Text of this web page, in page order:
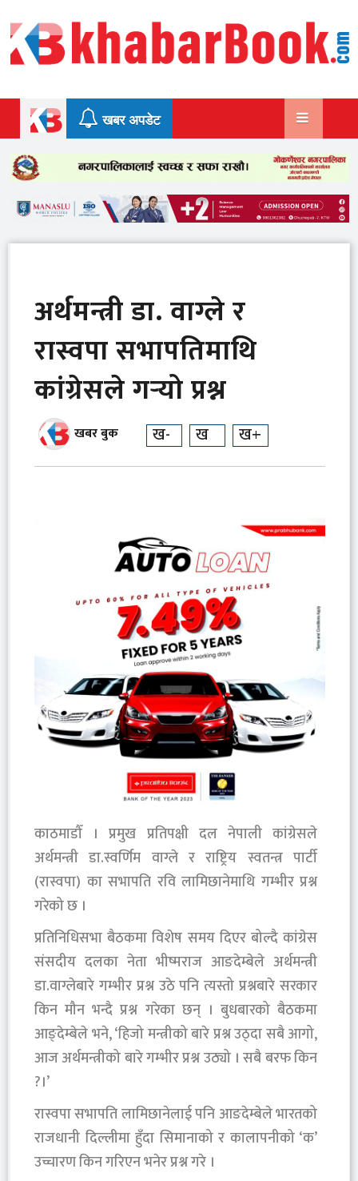
to
content
खबर अपडेट
अर्थमन्त्री डा‍. वाग्ले र
रास्वपा सभापतिमाथि
कांग्रेसले गर्‍यो प्रश्न
खबर बुक ख- ख ख+
काठमाडौँ । प्रमुख प्रतिपक्षी दल नेपाली कांग्रेसले
अर्थमन्त्री डा.स्वर्णिम वाग्ले र राष्ट्रिय स्वतन्त्र पार्टी
(रास्वपा) का सभापति रवि लामिछानेमाथि गम्भीर प्रश्न
गरेको छ ।
प्रतिनिधिसभा बैठकमा विशेष समय दिएर बोल्दै कांग्रेस
संसदीय दलका नेता भीष्मराज आङदेम्बेले अर्थमन्त्री
डा.वाग्लेबारे गम्भीर प्रश्न उठे पनि त्यस्तो प्रश्नबारे सरकार
किन मौन भन्दै प्रश्न गरेका छन् । बुधबारको बैठकमा
आङ्देम्बेले भने, ‘हिजो मन्त्रीको बारे प्रश्न उठ्दा सबै आगो,
आज अर्थमन्त्रीको बारे गम्भीर प्रश्न उठ्यो । सबै बरफ किन
?।’
रास्वपा सभापति लामिछानेलाई पनि आङदेम्बेले भारतको
राजधानी दिल्लीमा हुँदा सिमानाको र कालापनीको ‘क’
उच्चारण किन गरिएन भनेर प्रश्न गरे ।